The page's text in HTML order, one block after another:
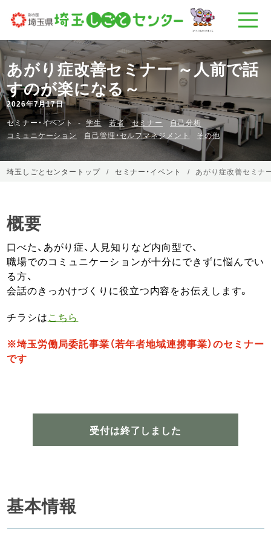
あがり症改善セミナー ～人前で話
すのが楽になる～
2026年7月17日
セミナー・イベント
学生 若者 セミナー
自己分析
コミュニケーション
自己管理・セルフマネジメント その他
埼玉しごとセンタートップ セミナー・イベント あがり症改善セミナ
概要
口べた、あがり症、人見知りなど内向型で、
職場でのコミュニケーションが十分にできずに悩んでい
る方、
会話のきっかけづくりに役立つ内容をお伝えします。
チラシはこちら
※埼玉労働局委託事業（若年者地域連携事業）のセミナー
です
受付は終了しました
基本情報